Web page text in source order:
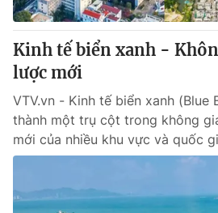
Kinh tế biển xanh -
lược mới
VTV.vn - Kinh tế biển xanh (Blue
thành một trụ cột trong không
mới của nhiều khu vực và quốc